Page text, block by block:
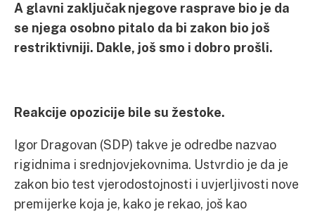
A glavni zaključak njegove rasprave bio je da
se njega osobno pitalo da bi zakon bio još
restriktivniji. Dakle, još smo i dobro prošli.
Reakcije opozicije bile su žestoke.
Igor Dragovan (SDP) takve je odredbe nazvao
rigidnima i srednjovjekovnima. Ustvrdio je da je
zakon bio test vjerodostojnosti i uvjerljivosti nove
premijerke koja je, kako je rekao, još kao